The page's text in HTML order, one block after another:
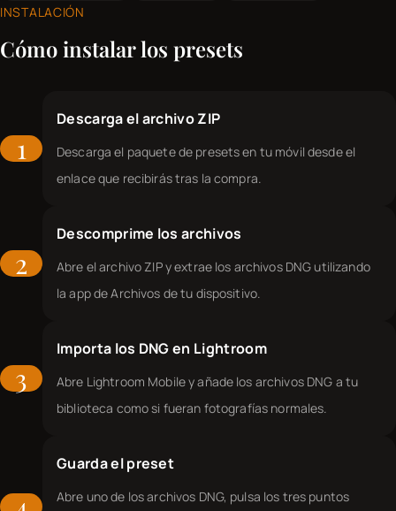
INSTALACIÓN
Cómo instalar los presets
1
Descarga el archivo ZIP
Descarga el paquete de presets en tu móvil desde el
enlace que recibirás tras la compra.
2
Descomprime los archivos
Abre el archivo ZIP y extrae los archivos DNG utilizando
la app de Archivos de tu dispositivo.
3
Importa los DNG en Lightroom
Abre Lightroom Mobile y añade los archivos DNG a tu
biblioteca como si fueran fotografías normales.
Guarda el preset
Abre uno de los archivos DNG, pulsa los tres puntos